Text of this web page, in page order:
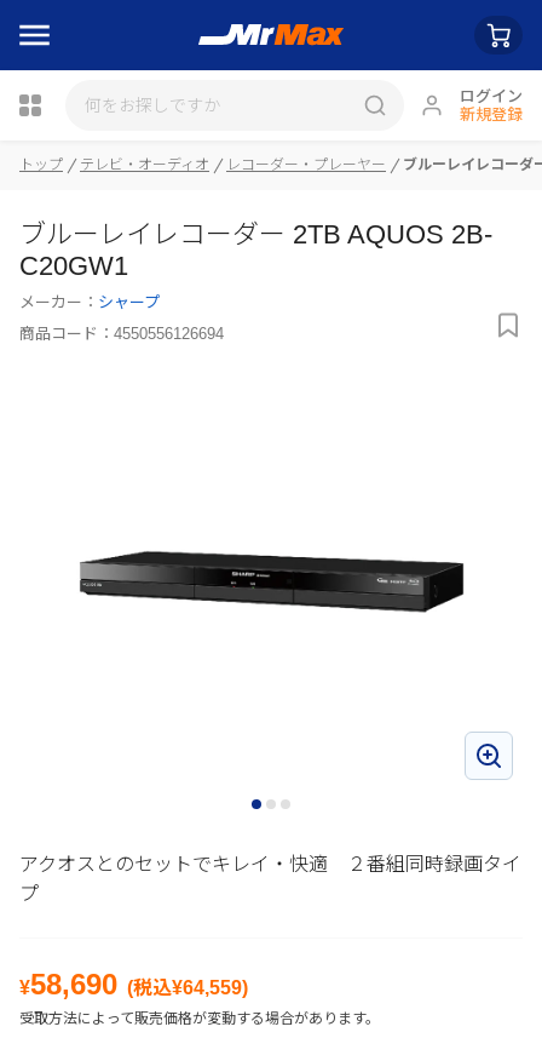
ログイン
新規登録
瓶詰
トップ テレビ・オーディオ レコーダー・プレーヤー ブルーレイレコーダ
ブルーレイレコーダー 2TB AQUOS 2B-
C20GW1
メーカー： シャープ
商品コード： 4550556126694
アクオスとのセットでキレイ・快適 ２番組同時録画タイ
プ
¥58,690 (税込¥64,559)
受取方法によって販売価格が変動する場合があります。